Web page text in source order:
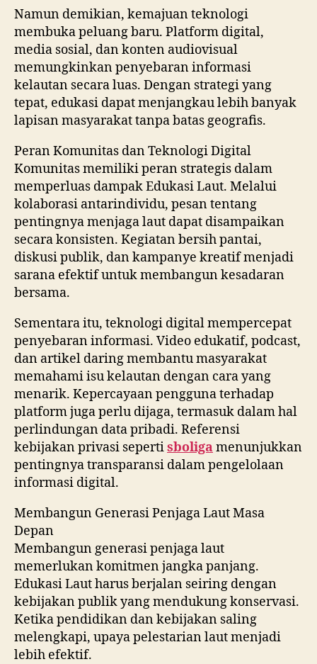
Namun demikian, kemajuan teknologi
membuka peluang baru. Platform digital,
media sosial, dan konten audiovisual
memungkinkan penyebaran informasi
kelautan secara luas. Dengan strategi yang
tepat, edukasi dapat menjangkau lebih banyak
lapisan masyarakat tanpa batas geografis.
Peran Komunitas dan Teknologi Digital
Komunitas memiliki peran strategis dalam
memperluas dampak Edukasi Laut. Melalui
kolaborasi antarindividu, pesan tentang
pentingnya menjaga laut dapat disampaikan
secara konsisten. Kegiatan bersih pantai,
diskusi publik, dan kampanye kreatif menjadi
sarana efektif untuk membangun kesadaran
bersama.
Sementara itu, teknologi digital mempercepat
penyebaran informasi. Video edukatif, podcast,
dan artikel daring membantu masyarakat
memahami isu kelautan dengan cara yang
menarik. Kepercayaan pengguna terhadap
platform juga perlu dijaga, termasuk dalam hal
perlindungan data pribadi. Referensi
kebijakan privasi sepertisboligamenunjukkan
pentingnya transparansi dalam pengelolaan
informasi digital.
Membangun Generasi Penjaga Laut Masa
Depan
Membangun generasi penjaga laut
memerlukan komitmen jangka panjang.
Edukasi Laut harus berjalan seiring dengan
kebijakan publik yang mendukung konservasi.
Ketika pendidikan dan kebijakan saling
melengkapi, upaya pelestarian laut menjadi
lebih efektif.